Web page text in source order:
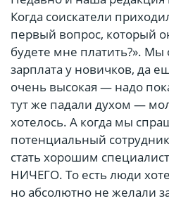
Когда соискатели
первый вопрос, который
будете мне платить?». Мы
зарплата у новичков, да
очень высокая — надо
тут же падали духом —
хотелось. А когда мы
потенциальный
стать хорошим
НИЧЕГО. То есть люди
но абсолютно не желали